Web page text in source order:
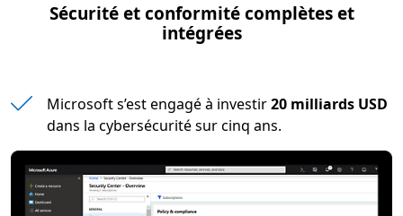
Sécurité et conformité complètes et
intégrées
Microsoft s’est engagé à investir20 milliards USD
dans la cybersécurité sur cinq ans.